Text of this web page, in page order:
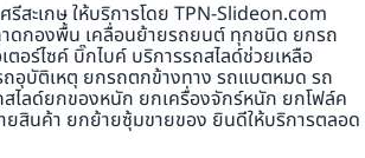
สะเกษ ให้บริการโดย TPN-Slideon.com
ดกองพื้น เคลื่อนย้ายรถยนต์ ทุกชนิด ยกรถ
อร์ไซค์ บิ๊กไบค์ บริการรถสไลด์ช่วยเหลือ
อุบัติเหตุ ยกรถตกข้างทาง รถแบตหมด รถ
ไลด์ยกของหนัก ยกเครื่องจักร์หนัก ยกโฟล์ค
สินค้า ยกย้ายซุ้มขายของ ยินดีให้บริการตลอด